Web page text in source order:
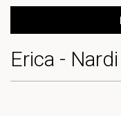
Erica - Nardi